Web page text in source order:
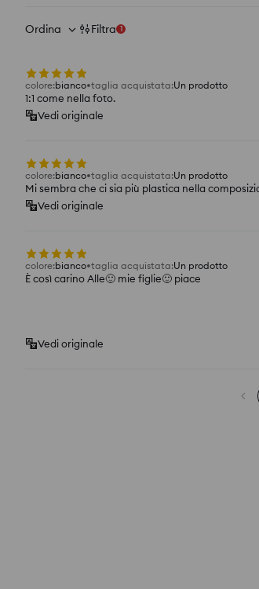
Ordina Filtra 1
colore:bianco taglia acquistata:Un prodotto
1:1 come nella foto.
Vedi originale
colore:bianco taglia acquistata:Un prodotto
Mi sembra che ci sia più plastica nella
Vedi originale
colore:bianco taglia acquistata:Un prodotto
È così carino Alle🙂 mie figlie🙂 piace
Vedi originale